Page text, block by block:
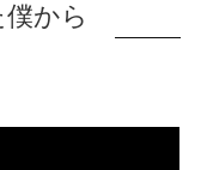
から